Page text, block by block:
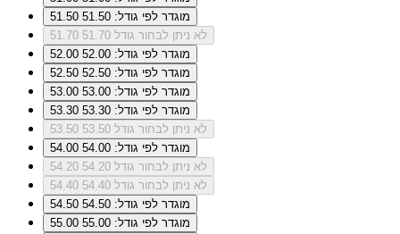
51.50
מוגדר לפי גודל: 51.50
51.70
לא ניתן לבחור גודל 51.70
52.00
מוגדר לפי גודל: 52.00
52.50
מוגדר לפי גודל: 52.50
53.00
מוגדר לפי גודל: 53.00
53.30
מוגדר לפי גודל: 53.30
53.50
לא ניתן לבחור גודל 53.50
54.00
מוגדר לפי גודל: 54.00
54.20
לא ניתן לבחור גודל 54.20
54.40
לא ניתן לבחור גודל 54.40
54.50
מוגדר לפי גודל: 54.50
55.00
מוגדר לפי גודל: 55.00